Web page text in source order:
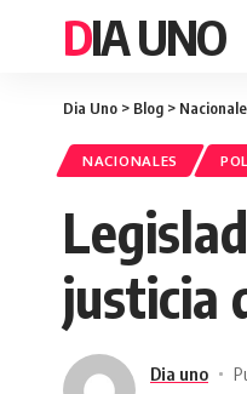
DIA UNO
Dia Uno > Blog >
NACIONALES
justicia
Dia uno